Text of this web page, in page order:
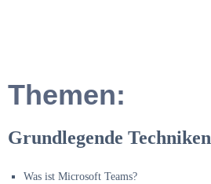
Themen:
Grundlegende Techniken
Was ist Microsoft Teams?